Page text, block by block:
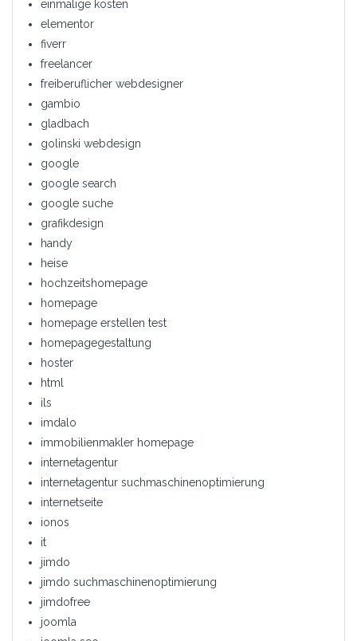
einmalige kosten
elementor
fiverr
freelancer
freiberuflicher webdesigner
gambio
gladbach
golinski webdesign
google
google search
google suche
grafikdesign
handy
heise
hochzeitshomepage
homepage
homepage erstellen test
homepagegestaltung
hoster
html
ils
imdalo
immobilienmakler homepage
internetagentur
internetagentur suchmaschinenoptimierung
internetseite
ionos
it
jimdo
jimdo suchmaschinenoptimierung
jimdofree
joomla